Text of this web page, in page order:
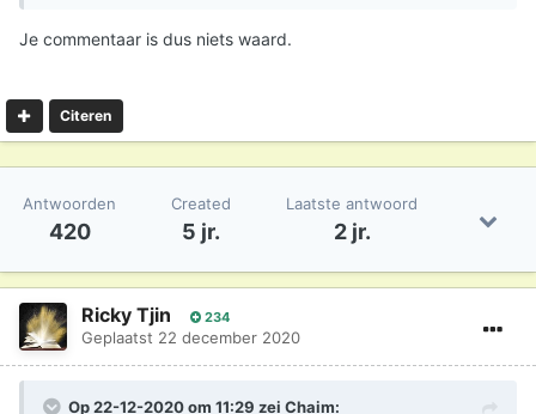
Je commentaar is dus niets waard.
Citeren
Antwoorden
420
Created
5 jr.
Laatste antwoord
2 jr.
Ricky Tjin 234
Geplaatst 22 december 2020
Op 22-12-2020 om 11:29 zei Chaim: